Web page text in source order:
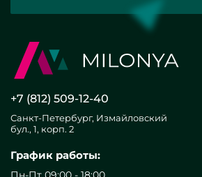
+7 (812) 509-12-40
Санкт-Петербург, Измайловский
бул., 1, корп. 2
График работы: